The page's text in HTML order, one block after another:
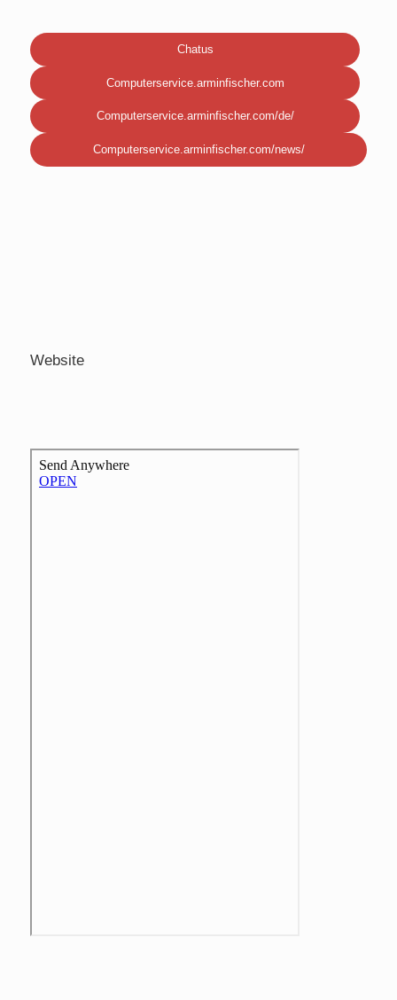
Chatus
Computerservice.arminfischer.com
Computerservice.arminfischer.com/de/
Computerservice.arminfischer.com/news/
Website